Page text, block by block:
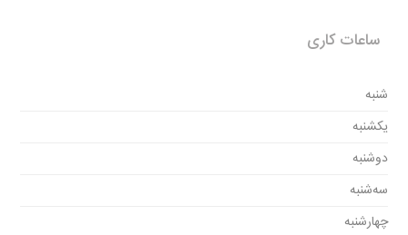
ساعات کاری
شنبه
یکشنبه
دوشنبه
سه‌شنبه
چهارشنبه